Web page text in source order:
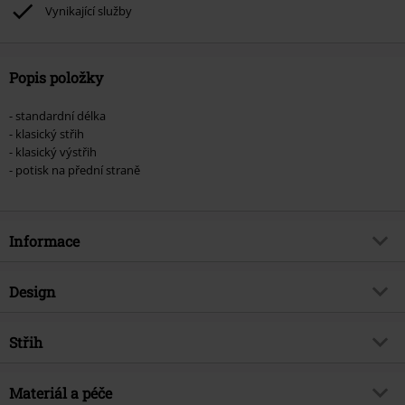
Vynikající služby
Popis položky
- standardní délka
- klasický střih
- klasický výstřih
- potisk na přední straně
Informace
Zboží č.
Hudební žánr
Licence
Design
Typ výrobku
Vytištěno
Střih
Střih/vrchní díl
Materiál a péče